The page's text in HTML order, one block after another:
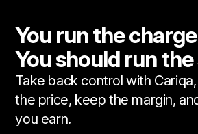
You run the
You should run the
Take back control with
the price, keep the margin,
you earn.